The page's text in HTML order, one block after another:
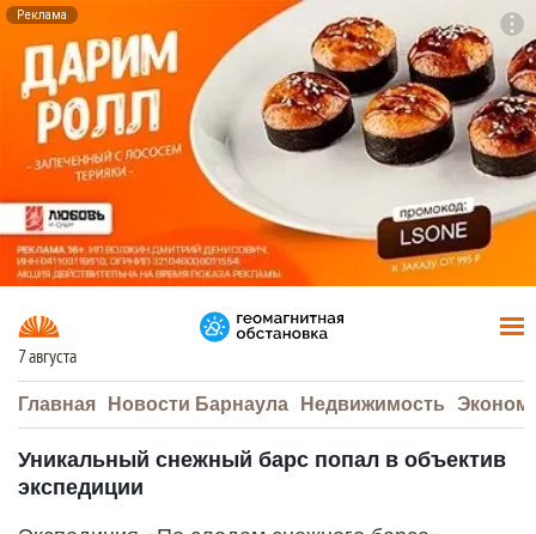
Реклама
7 августа
Главная Новости Барнаула Недвижимость
Уникальный снежный барс попал в объектив
экспедиции